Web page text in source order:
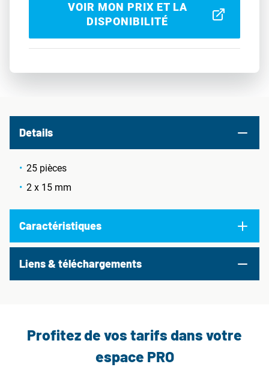
VOIR MON PRIX ET LA
DISPONIBILITÉ
Details
25 pièces
2 x 15 mm
Caractéristiques
Liens & téléchargements
Profitez de vos tarifs dans votre
espace PRO